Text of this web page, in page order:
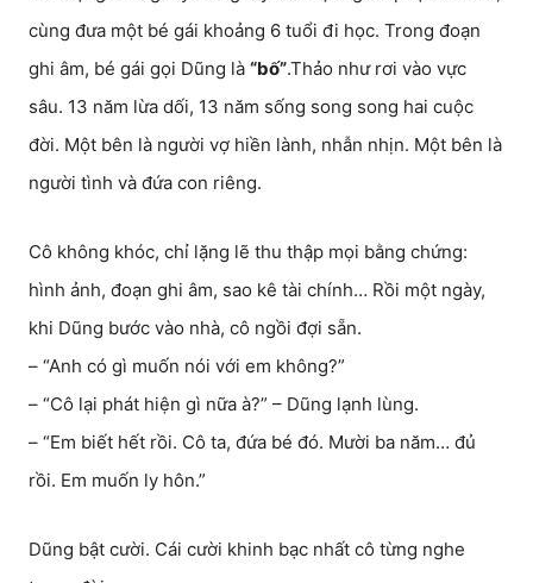
cùng đưa một bé gái khoảng 6 tuổi đi học. Trong đoạn
ghi âm, bé gái gọi Dũng là “bố”.Thảo như rơi vào vực
sâu. 13 năm lừa dối, 13 năm sống song song hai cuộc
đời. Một bên là người vợ hiền lành, nhẫn nhịn. Một bên là
người tình và đứa con riêng.
Cô không khóc, chỉ lặng lẽ thu thập mọi bằng chứng:
hình ảnh, đoạn ghi âm, sao kê tài chính… Rồi một ngày,
khi Dũng bước vào nhà, cô ngồi đợi sẵn.
– “Anh có gì muốn nói với em không?”
– “Cô lại phát hiện gì nữa à?” – Dũng lạnh lùng.
– “Em biết hết rồi. Cô ta, đứa bé đó. Mười ba năm… đủ
rồi. Em muốn ly hôn.”
Dũng bật cười. Cái cười khinh bạc nhất cô từng nghe